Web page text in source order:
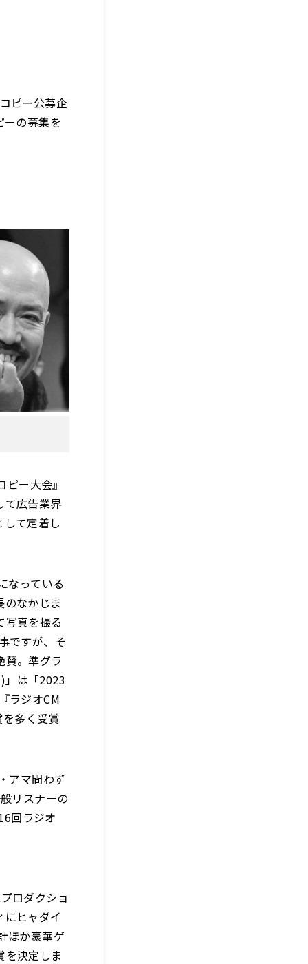
ピー公募企
ーの募集を
ー大会』
て広告業界
て定着し
なっている
なかじま
写真を撮る
ですが、そ
賛。準グラ
」は「2023
ラジオCM
多く受賞
アマ問わず
リスナーの
回ラジオ
ロダクショ
にヒャダイ
ほか豪華ゲ
を決定しま